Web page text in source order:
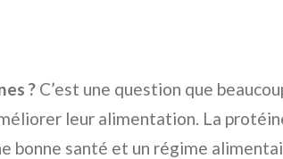
? C’est une question que
leur alimentation. La
bonne santé et un régime